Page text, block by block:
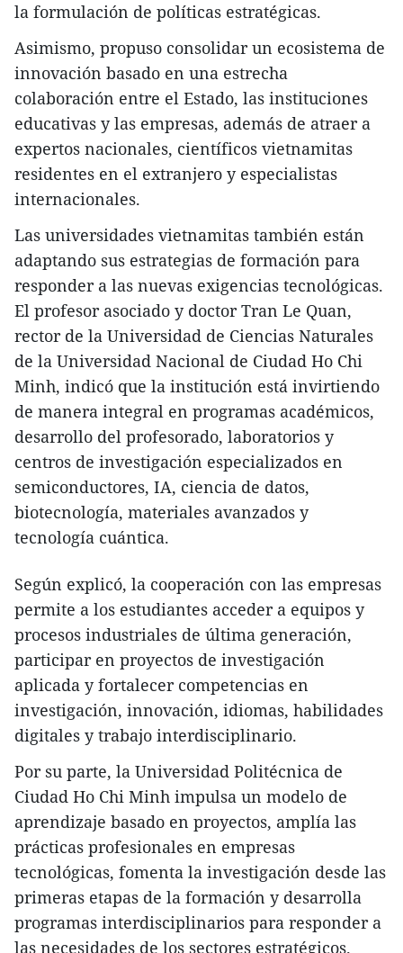
la formulación de políticas estratégicas.
Asimismo, propuso consolidar un ecosistema de
innovación basado en una estrecha
colaboración entre el Estado, las instituciones
educativas y las empresas, además de atraer a
expertos nacionales, científicos vietnamitas
residentes en el extranjero y especialistas
internacionales.
Las universidades vietnamitas también están
adaptando sus estrategias de formación para
responder a las nuevas exigencias tecnológicas.
El profesor asociado y doctor Tran Le Quan,
rector de la Universidad de Ciencias Naturales
de la Universidad Nacional de Ciudad Ho Chi
Minh, indicó que la institución está invirtiendo
de manera integral en programas académicos,
desarrollo del profesorado, laboratorios y
centros de investigación especializados en
semiconductores, IA, ciencia de datos,
biotecnología, materiales avanzados y
tecnología cuántica.
Según explicó, la cooperación con las empresas
permite a los estudiantes acceder a equipos y
procesos industriales de última generación,
participar en proyectos de investigación
aplicada y fortalecer competencias en
investigación, innovación, idiomas, habilidades
digitales y trabajo interdisciplinario.
Por su parte, la Universidad Politécnica de
Ciudad Ho Chi Minh impulsa un modelo de
aprendizaje basado en proyectos, amplía las
prácticas profesionales en empresas
tecnológicas, fomenta la investigación desde las
primeras etapas de la formación y desarrolla
programas interdisciplinarios para responder a
las necesidades de los sectores estratégicos.